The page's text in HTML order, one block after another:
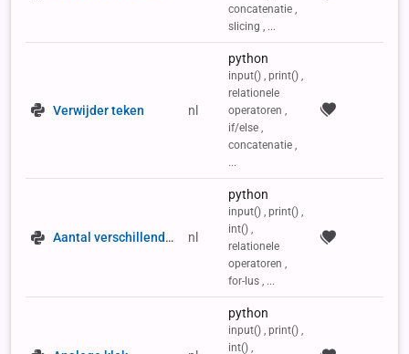
concatenatie ,
slicing , ...
Verwijder teken nl
python
input() , print() ,
relationele
operatoren ,
if/else ,
concatenatie ,
...
Aantal verschillende waarden nl
python
input() , print() ,
int() ,
relationele
operatoren ,
for-lus , ...
python
input() , print() ,
int() ,